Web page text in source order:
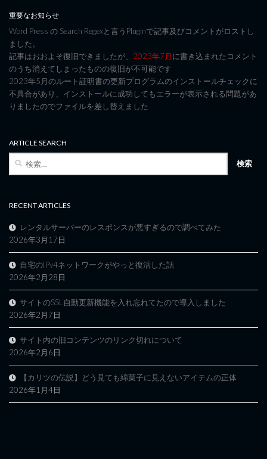
重要なお知らせ
Word Press の Search Regexと言うPluginで記事及びコメントがロストし
ました。
記事はおおよそ復旧できましたが、 2023年7月に書き込まれたコメント
のうち消えてしまったものの復旧が不可能です
2023年5月のルート証明書の更新プログラムのインストールチェックに
不具合があり、インストールに成功してもエラーが表示される問題があ
りましたのでファイルを差し替えました
ARTICLE SEARCH
RECENT ARTICLES
レンタルサーバーのレスポンスが悪すぎるので調べてみた
2026年3月17日
自宅のIPv4ネットワークがやっと復活した話
2026年2月28日
サイトのSSL自動更新機能を入れ忘れてたので導入しました
2026年2月7日
サイト内の旧コンテンツのリンク切れについて
2026年2月6日
【カリツの伝説】どう見ても綿菓子に見えないアイテムの正体
2026年1月4日